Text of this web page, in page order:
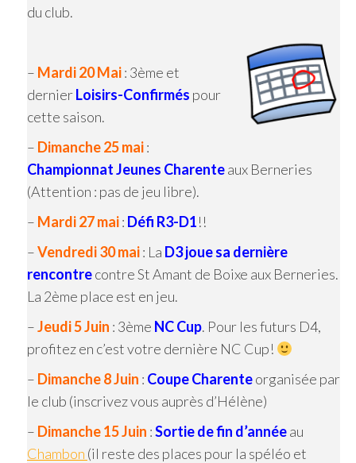
du club.
– Mardi 20 Mai: 3ème et
dernierLoisirs-Confirmés pour
cette saison.
– Dimanche 25 mai:
Championnat Jeunes Charenteaux Berneries
(Attention : pas de jeu libre).
– Mardi 27 mai: Défi R3-D1!!
–Vendredi 30 mai: La D3 joue sa dernière
rencontrecontre St Amant de Boixe aux Berneries.
La 2ème place est en jeu.
–Jeudi 5 Juin : 3ème NC Cup. Pour les futurs D4,
profitez en c’est votre dernière NC Cup!
– Dimanche 8 Juin : Coupe Charenteorganisée par
le club (inscrivez vous auprès d’Hélène)
– Dimanche 15 Juin :Sortie de fin d’annéeau
Chambon (il reste des places pour la spéléo et